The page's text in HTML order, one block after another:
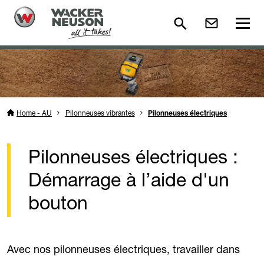
Home - AU Pilonneuses vibrantes Pilonneuses électriques
Pilonneuses électriques :
Démarrage à l’aide d'un
bouton
Avec nos pilonneuses électriques, travailler dans